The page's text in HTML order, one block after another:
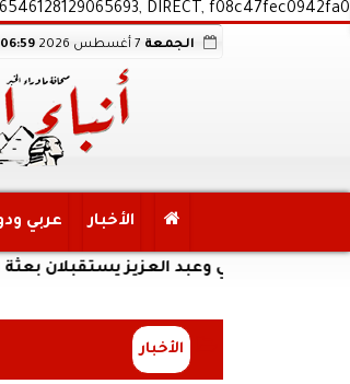
DIRECT, f08c47fec0942fa0
الجمعة 06:59 صـ
الأخبار عربي
عدلي وعبد العزيز يستقبلان بعثة الأهلي في
الأخبار